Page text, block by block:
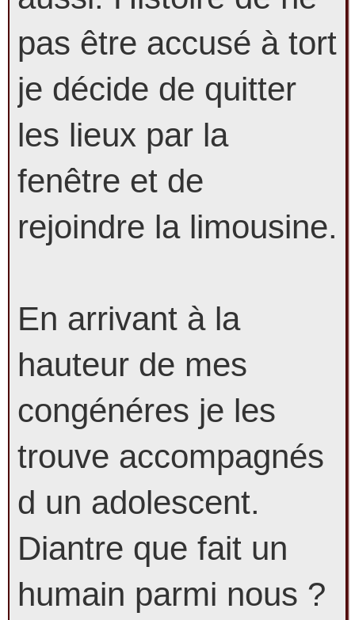
pas être accusé à tort
je décide de quitter
les lieux par la
fenêtre et de
rejoindre la limousine.
En arrivant à la
hauteur de mes
congénéres je les
trouve accompagnés
d un adolescent.
Diantre que fait un
humain parmi nous ?